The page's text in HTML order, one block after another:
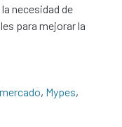
necesidad de
para mejorar la
, Mypes,